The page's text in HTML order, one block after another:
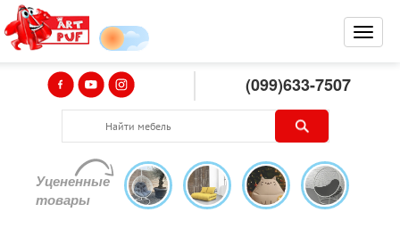
(099)633-7507
Уцененные
товары